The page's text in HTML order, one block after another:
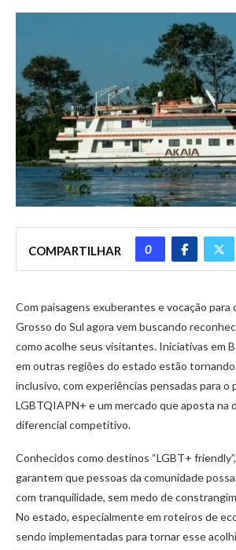
COMPARTILHAR 0
Com paisagens exuberantes e vocação para
Grosso do Sul agora vem buscando
como acolhe seus visitantes. Iniciativas em
em outras regiões do estado estão
inclusivo, com experiências pensadas para o
LGBTQIAPN+ e um mercado que aposta na
diferencial competitivo.
Conhecidos como destinos “LGBT+
garantem que pessoas da comunidade
com tranquilidade, sem medo de
No estado, especialmente em roteiros de
sendo implementadas para tornar esse